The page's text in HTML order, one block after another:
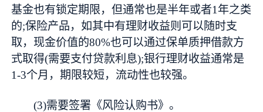
基金也有锁定期限，但通常也是半年或者1年之类
的;保险产品，如其中有理财收益则可以随时支
取，现金价值的80%也可以通过保单质押借款方
式取得(需要支付贷款利息);银行理财收益通常是
1-3个月，期限较短，流动性也较强。
(3)需要签署《风险认购书》。